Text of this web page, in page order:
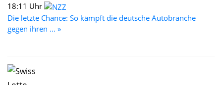
18:11 Uhr
Die letzte Chance: So kämpft die deutsche Autobranche
gegen ihren ... »